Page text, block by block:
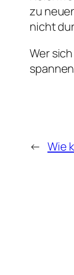
zu
nicht
Wer
← Wie